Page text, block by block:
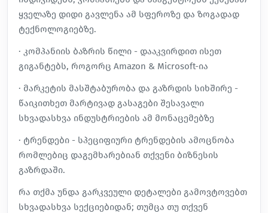
ყველაზე დიდი გავლენა ამ სფეროზე და ზოგადად
ტექნოლოგიებზე.
· კომპანიის ბაზრის წილი - დააკვირდით ისეთ
გიგანტებს, როგორც Amazon & Microsoft-ია
· მარკეტის მასშტაბურობა და გაზრდის სიხშირე -
წაიკითხეთ მარტივად გასაგები შესავალი
სხვადასხვა ინდუსტრიების ამ მონაცემებზე
· ტრენდები - სპეციფიური ტრენდების ამოცნობა
რომლებიც დაგემხარებიან თქვენი ბიზნესის
გაზრდაში.
რა თქმა უნდა გარკვეული დეტალები გამოვტოვებთ
სხვადასხვა სექციებიდან; თუმცა თუ თქვენ